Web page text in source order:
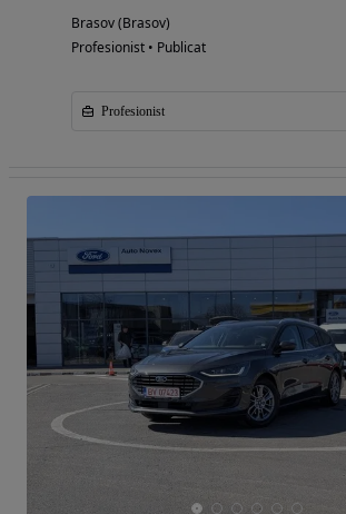
Brasov (Brasov)
Profesionist • Publicat
Profesionist